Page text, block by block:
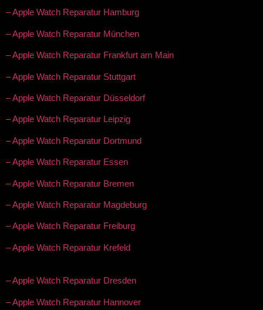
– Apple Watch Reparatur Hamburg
– Apple Watch Reparatur München
– Apple Watch Reparatur Frankfurt am Main
– Apple Watch Reparatur Stuttgart
– Apple Watch Reparatur Düsseldorf
– Apple Watch Reparatur Leipzig
– Apple Watch Reparatur Dortmund
– Apple Watch Reparatur Essen
– Apple Watch Reparatur Bremen
– Apple Watch Reparatur Magdeburg
– Apple Watch Reparatur Freiburg
– Apple Watch Reparatur Krefeld
– Apple Watch Reparatur Dresden
– Apple Watch Reparatur Hannover